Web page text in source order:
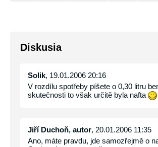
Diskusia
Solik, 19.01.2006 20:16
V rozdílu spotřeby píšete o 0,30 litru
skutečnosti to však určitě byla nafta
Jiří Duchoň, autor, 20.01.2006 11:35
Ano, máte pravdu, jde samozřejmě o